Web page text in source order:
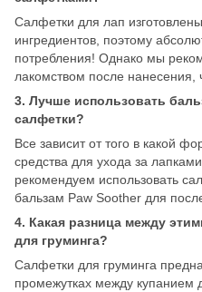
Салфетки для лап
ингредиентов, поэтому
потребления! Однако мы
лакомством после нанесения,
3. Лучше использовать
салфетки?
Все зависит от того в какой
средства для ухода за
рекомендуем использовать
бальзам Paw Soother для
4. Какая разница между
для груминга?
Салфетки для груминга
промежутках между купанием